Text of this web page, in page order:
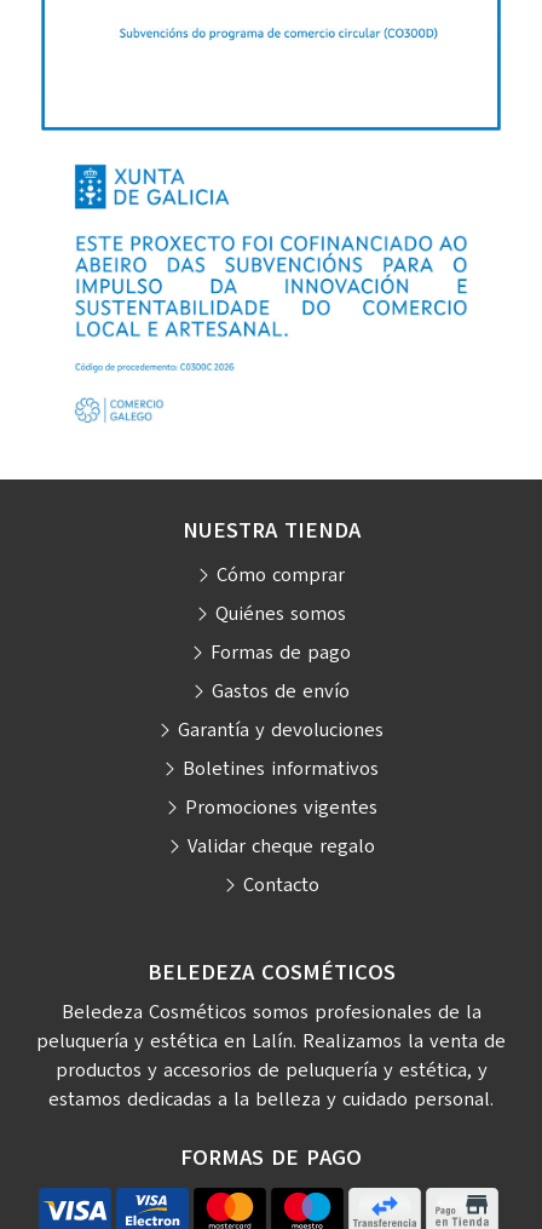
BELEDEZA COSMÉTICOS
Beledeza Cosméticos somos profesionales de la
peluquería y estética en Lalín. Realizamos la venta de
productos y accesorios de peluquería y estética, y
estamos dedicadas a la belleza y cuidado personal.
FORMAS DE PAGO
NUESTRA TIENDA
Cómo comprar
Quiénes somos
Formas de pago
Gastos de envío
Garantía y devoluciones
Boletines informativos
Promociones vigentes
Validar cheque regalo
Contacto